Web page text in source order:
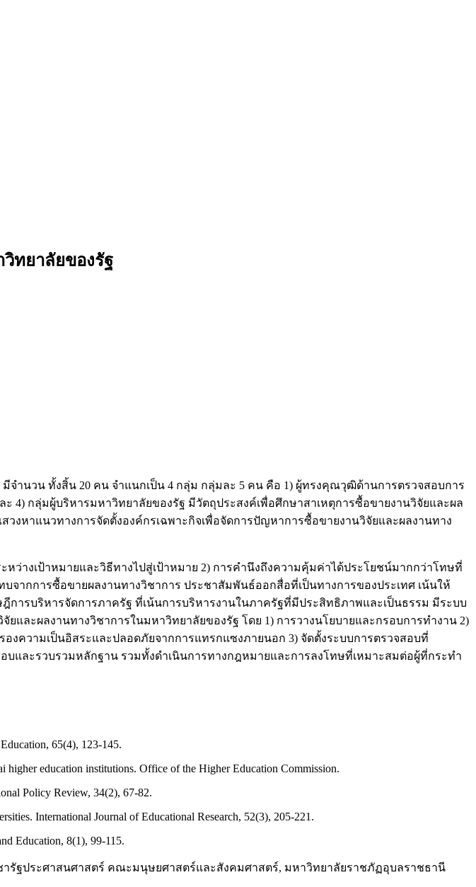
ทยาลัยของรัฐ
นวน ทั้งสิ้น 20 คน จำแนกเป็น 4 กลุ่ม กลุ่มละ 5 คน คือ 1) ผู้ทรงคุณวุฒิด้านการตรวจสอบการ
กลุ่มผู้บริหารมหาวิทยาลัยของรัฐ มีวัตถุประสงค์เพื่อศึกษาสาเหตุการซื้อขายงานวิจัยและผล
งหาแนวทางการจัดตั้งองค์กรเฉพาะกิจเพื่อจัดการปัญหาการซื้อขายงานวิจัยและผลงานทาง
างเป้าหมายและวิธีทางไปสู่เป้าหมาย 2) การคำนึงถึงความคุ้มค่าได้ประโยชน์มากกว่าโทษที่
ากการซื้อขายผลงานทางวิชาการ ประชาสัมพันธ์ออกสื่อที่เป็นทางการของประเทศ เน้นให้
ารบริหารจัดการภาครัฐ ที่เน้นการบริหารงานในภาครัฐที่มีประสิทธิภาพและเป็นธรรม มีระบบ
และผลงานทางวิชาการในมหาวิทยาลัยของรัฐ โดย 1) การวางนโยบายและกรอบการทำงาน 2)
งความเป็นอิสระและปลอดภัยจากการแทรกแซงภายนอก 3) จัดตั้งระบบการตรวจสอบที่
และรวบรวมหลักฐาน รวมทั้งดำเนินการทางกฎหมายและการลงโทษที่เหมาะสมต่อผู้ที่กระทำ
65(4), 123-145.
education institutions. Office of the Higher Education Commission.
Policy Review, 34(2), 67-82.
International Journal of Educational Research, 52(3), 205-221.
Education, 8(1), 99-115.
ารัฐประศาสนศาสตร์ คณะมนุษยศาสตร์และสังคมศาสตร์, มหาวิทยาลัยราชภัฏอุบลราชธานี